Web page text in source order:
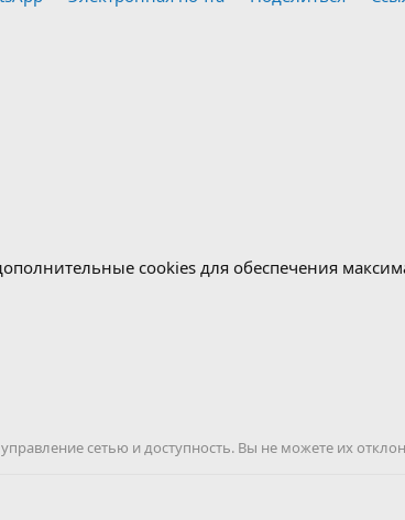
cookies для обеспечения
сетью и доступность. Вы не можете их